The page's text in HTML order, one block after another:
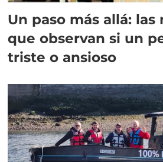
Un paso más allá:
que observan si un
triste o ansioso